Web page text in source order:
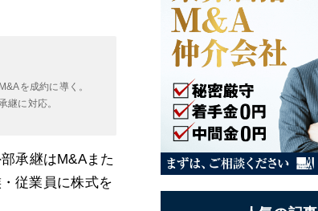
を成約に導く。
継に対応。
承継はM&Aまた
従業員に株式を